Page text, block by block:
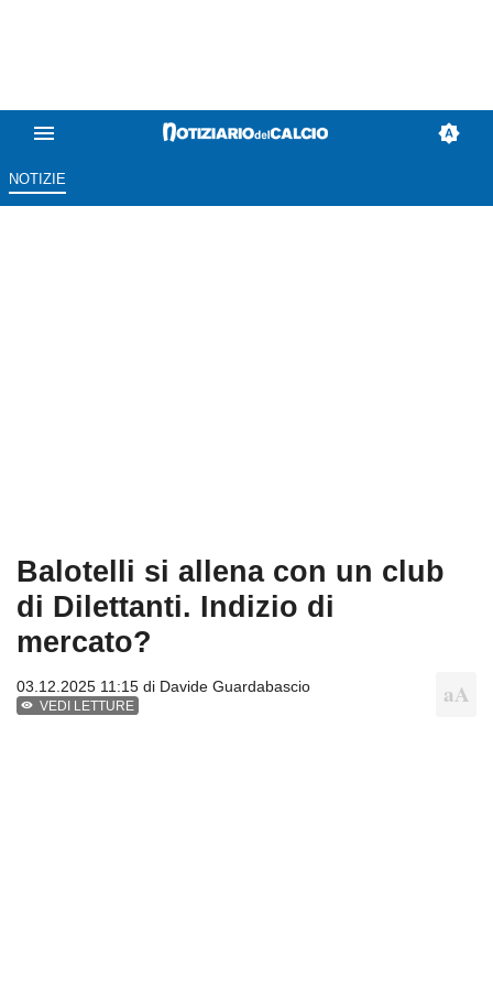
NOTIZIE
Balotelli si allena con un club
di Dilettanti. Indizio di
mercato?
03.12.2025 11:15 di Davide Guardabascio
VEDI LETTURE